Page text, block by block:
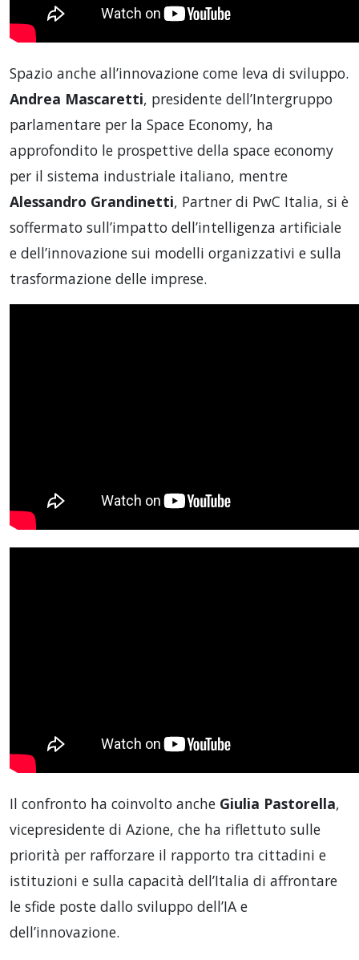
Spazio anche all’innovazione come leva di sviluppo.
Andrea Mascaretti, presidente dell’Intergruppo
parlamentare per la Space Economy, ha
approfondito le prospettive della space economy
per il sistema industriale italiano, mentre
Alessandro Grandinetti, Partner di PwC Italia, si è
soffermato sull’impatto dell’intelligenza artificiale
e dell’innovazione sui modelli organizzativi e sulla
trasformazione delle imprese.
Il confronto ha coinvolto anche Giulia Pastorella,
vicepresidente di Azione, che ha riflettuto sulle
priorità per rafforzare il rapporto tra cittadini e
istituzioni e sulla capacità dell’Italia di affrontare
le sfide poste dallo sviluppo dell’IA e
dell’innovazione.